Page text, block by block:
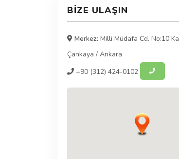
BIZE ULAŞIN
Merkez: Milli Müdafa Cd. No:10
Çankaya / Ankara
+90 (312) 424-0102